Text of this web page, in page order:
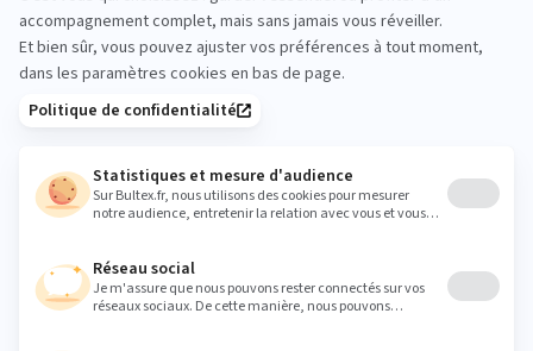
sur plusieurs matelas et affinez votre choix de
fermeté et de dimensions avant l’achat.
aze53@lacompagniedulit.fr
Lundi Fermé
Mercredi 10:00 - 12:00 14:00 - 19:00